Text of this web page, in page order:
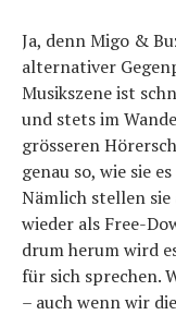
Ja, denn Migo &
alternativer
Musikszene ist
und stets im
grösseren
genau so, wie sie
Nämlich stellen
wieder als Free-
drum herum wird
für sich sprechen.
– auch wenn wir